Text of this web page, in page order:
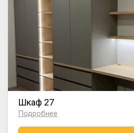
Шкаф 27
Подробнее